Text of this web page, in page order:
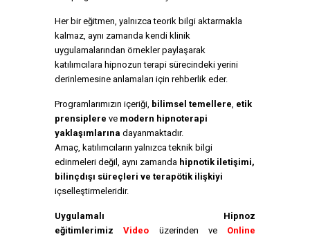
Her bir eğitmen, yalnızca teorik bilgi aktarmakla
kalmaz, aynı zamanda kendi klinik
uygulamalarından örnekler paylaşarak
katılımcılara hipnozun terapi sürecindeki yerini
derinlemesine anlamaları için rehberlik eder.
Programlarımızın içeriği, bilimsel temellere, etik
prensiplere ve modern hipnoterapi
yaklaşımlarına dayanmaktadır.
Amaç, katılımcıların yalnızca teknik bilgi
edinmeleri değil, aynı zamanda hipnotik iletişimi,
bilinçdışı süreçleri ve terapötik ilişkiyi
içselleştirmeleridir.
Uygulamalı Hipnoz
eğitimlerimiz
Video üzerinden ve
Online